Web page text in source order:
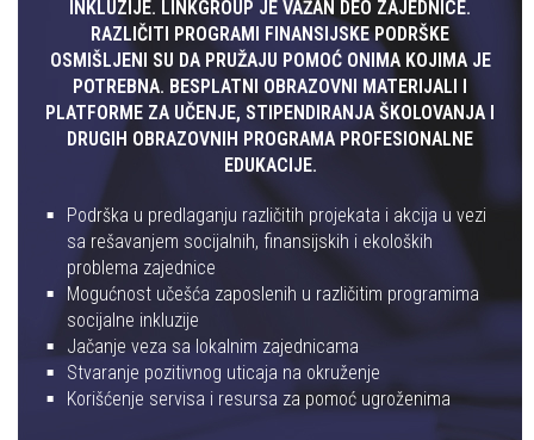
INKLUZIJE. LINKGROUP JE VAŽAN DEO ZAJEDNICE.
RAZLIČITI PROGRAMI FINANSIJSKE PODRŠKE
OSMIŠLJENI SU DA PRUŽAJU POMOĆ ONIMA KOJIMA JE
POTREBNA. BESPLATNI OBRAZOVNI MATERIJALI I
PLATFORME ZA UČENJE, STIPENDIRANJA ŠKOLOVANJA I
DRUGIH OBRAZOVNIH PROGRAMA PROFESIONALNE
EDUKACIJE.
Podrška u predlaganju različitih projekata i akcija u vezi
sa rešavanjem socijalnih, finansijskih i ekoloških
problema zajednice
Mogućnost učešća zaposlenih u različitim programima
socijalne inkluzije
Jačanje veza sa lokalnim zajednicama
Stvaranje pozitivnog uticaja na okruženje
Korišćenje servisa i resursa za pomoć ugroženima